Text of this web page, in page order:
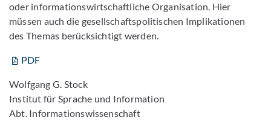
oder informationswirtschaftliche Organisation. Hier
müssen auch die gesellschaftspolitischen Implikationen
des Themas berücksichtigt werden.
PDF
Wolfgang G. Stock
Institut für Sprache und Information
Abt. Informationswissenschaft